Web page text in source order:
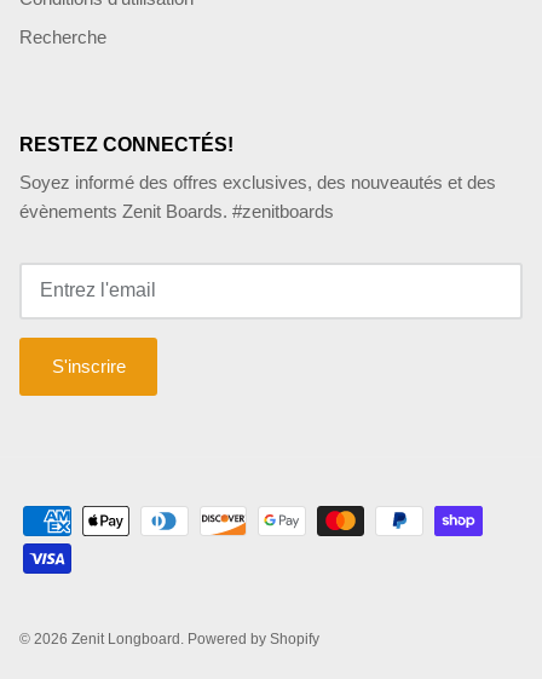
Recherche
RESTEZ CONNECTÉS!
Soyez informé des offres exclusives, des nouveautés et des
évènements Zenit Boards. #zenitboards
S'inscrire
© 2026 Zenit Longboard . Powered by Shopify